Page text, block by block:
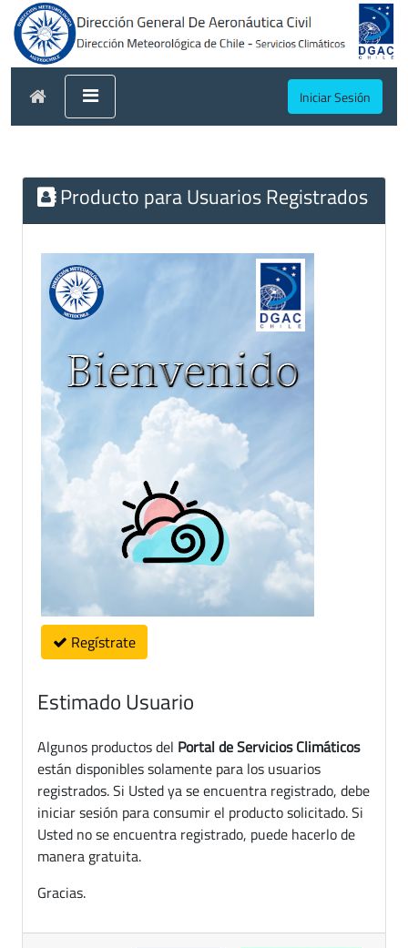
Iniciar Sesión
Producto para Usuarios Registrados
Regístrate
Estimado Usuario
Algunos productos del Portal de Servicios Climáticos
están disponibles solamente para los usuarios
registrados. Si Usted ya se encuentra registrado, debe
iniciar sesión para consumir el producto solicitado. Si
Usted no se encuentra registrado, puede hacerlo de
manera gratuita.
Gracias.